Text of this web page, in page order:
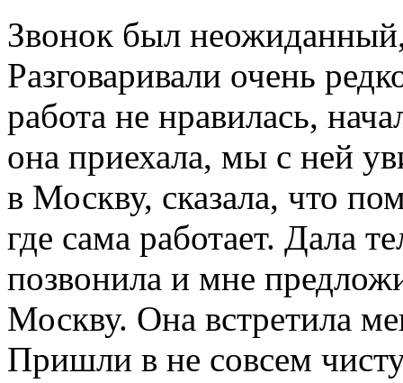
Звонок был
Разговаривали очень
работа не нравилась,
она приехала, мы с ней
в Москву, сказала, что
где сама работает. Дала
позвонила и мне
Москву. Она встретила
Пришли в не совсем